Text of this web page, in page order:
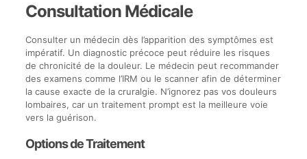
Consultation Médicale
Consulter un médecin dès l’apparition des symptômes est
impératif. Un diagnostic précoce peut réduire les risques
de chronicité de la douleur. Le médecin peut recommander
des examens comme l’IRM ou le scanner afin de déterminer
la cause exacte de la cruralgie. N’ignorez pas vos douleurs
lombaires, car un traitement prompt est la meilleure voie
vers la guérison.
Options de Traitement